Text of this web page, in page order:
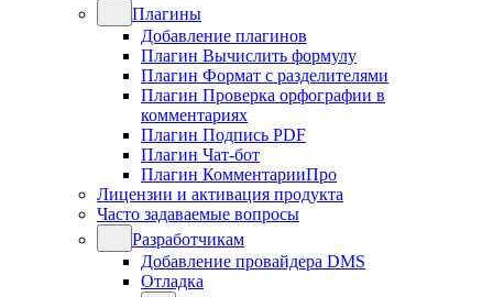
Плагины
Добавление плагинов
Плагин Вычислить формулу
Плагин Формат с разделителями
Плагин Проверка орфографии в
комментариях
Плагин Подпись PDF
Плагин Чат-бот
Плагин КомментарииПро
Лицензии и активация продукта
Часто задаваемые вопросы
Разработчикам
Добавление провайдера DMS
Отладка